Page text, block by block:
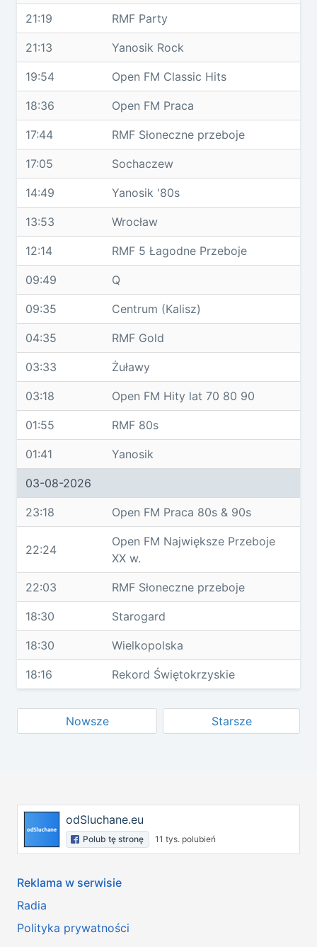
21:19 RMF Party
21:13 Yanosik Rock
19:54 Open FM Classic Hits
18:36 Open FM Praca
17:44 RMF Słoneczne przeboje
17:05 Sochaczew
14:49 Yanosik '80s
13:53 Wrocław
12:14 RMF 5 Łagodne Przeboje
09:49 Q
09:35 Centrum (Kalisz)
04:35 RMF Gold
03:33 Żuławy
03:18 Open FM Hity lat 70 80 90
01:55 RMF 80s
01:41 Yanosik
03-08-2026
23:18 Open FM Praca 80s & 90s
22:24
Open FM Największe Przeboje
XX w.
22:03 RMF Słoneczne przeboje
18:30 Starogard
18:30 Wielkopolska
18:16 Rekord Świętokrzyskie
Nowsze Starsze
odSluchane.eu
Polub tę stronę 11 tys. polubień
Reklama w serwisie
Radia
Polityka prywatności